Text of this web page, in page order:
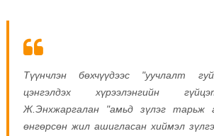
Түүнчлэн бөхчүүдээс "уучлалт
цэнгэлдэх хүрээлэнгийн
Ж.Энхжаргалан "амьд зүлэг тарьж
өнгөрсөн жил ашигласан хиймэл